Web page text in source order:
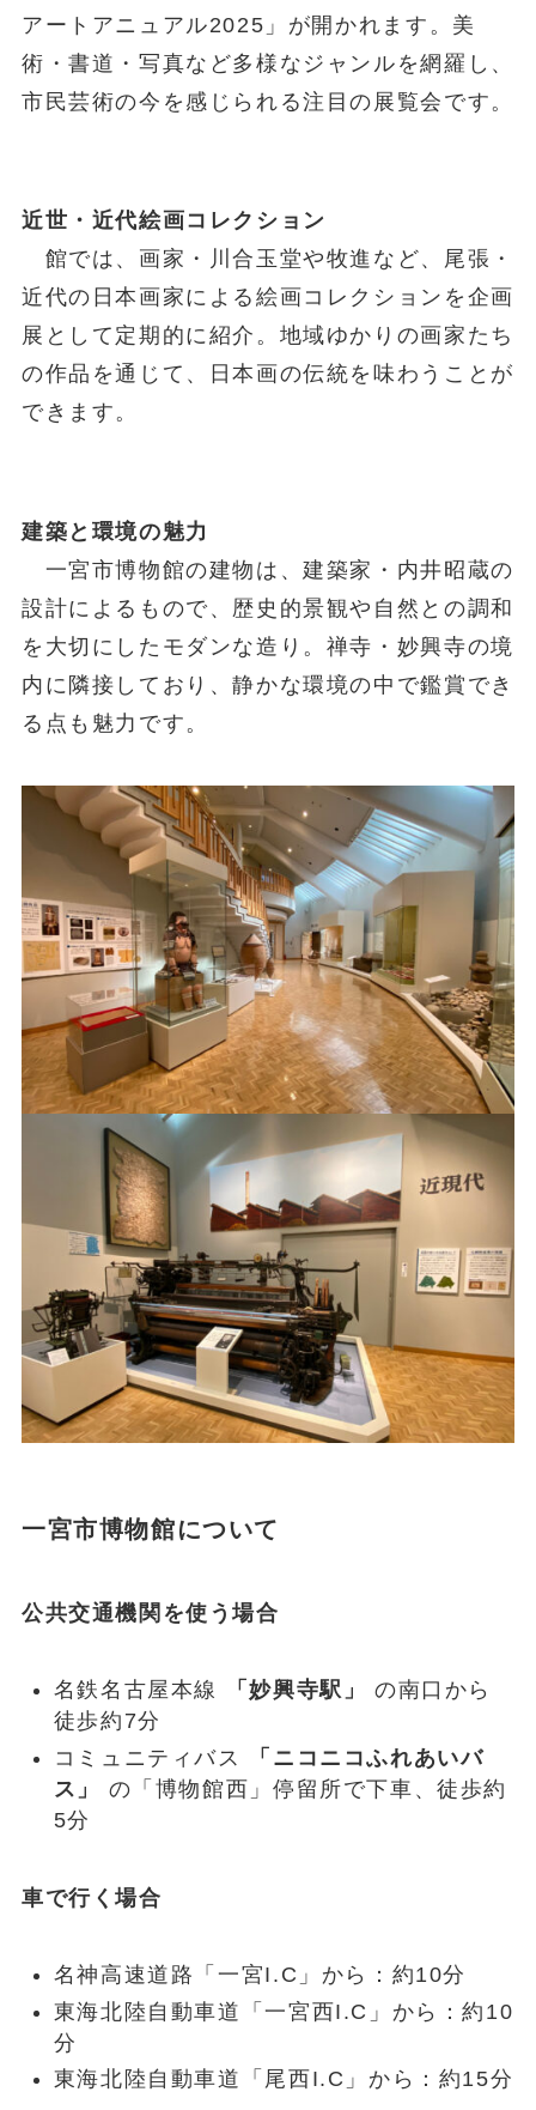
アートアニュアル2025」が開かれます。美
術・書道・写真など多様なジャンルを網羅し、
市民芸術の今を感じられる注目の展覧会です。
近世・近代絵画コレクション
館では、画家・川合玉堂や牧進など、尾張・
近代の日本画家による絵画コレクションを企画
展として定期的に紹介。地域ゆかりの画家たち
の作品を通じて、日本画の伝統を味わうことが
できます。
建築と環境の魅力
一宮市博物館の建物は、建築家・内井昭蔵の
設計によるもので、歴史的景観や自然との調和
を大切にしたモダンな造り。禅寺・妙興寺の境
内に隣接しており、静かな環境の中で鑑賞でき
る点も魅力です。
一宮市博物館について
公共交通機関を使う場合
名鉄名古屋本線 「妙興寺駅」
の南口から
徒歩約7分
コミュニティバス
「ニコニコふれあいバ
ス」
の「博物館西」停留所で下車、徒歩約
5分
車で行く場合
名神高速道路「一宮I.C」から：約10分
東海北陸自動車道「一宮西I.C」から：約10
分
東海北陸自動車道「尾西I.C」から：約15分